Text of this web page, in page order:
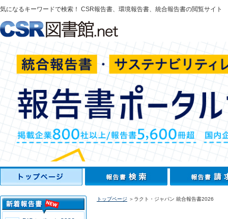
気になるキーワードで検索！ CSR報告書、環境報告書、統合報告書の閲覧サイト
トップページ ＞ラクト・ジャパン 統合報告書2026